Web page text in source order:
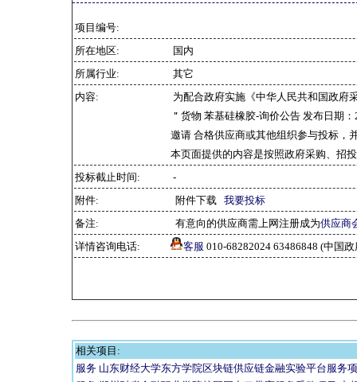
项目编号:
所在地区:
国内
所属行业:
其它
内容:
为配合政府实施《中华人民共和国政府
＂货物 苯基硅橡胶-询价公告 发布日期
邀请 合格供应商或其他组织参与投标，
本页面提供的内容是按照政府采购、招
投标截止时间:
-
附件:
附件下载 我要投标
备注:
有意向的供应商需上网注册成为供应商
详情咨询电话:
客服 010-68282024 63486848 (中国
相关项目:
服务 山东财经大学东方学院区块链供应链金融实验平台服务